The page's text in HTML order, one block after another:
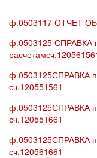
ф.0503117 ОТЧЕТ
ф.0503125 СПРАВКА
ф.0503125СПРАВКА
сч.120551561
ф.0503125СПРАВКА
сч.120551661
ф.0503125СПРАВКА
сч.120561661